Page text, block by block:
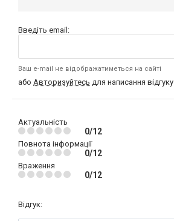
Введіть email:
Ваш e-mail не відображатиметься на сайті
або Авторизуйтесь для написання відгуку
Актуальність
0/12
Повнота інформації
0/12
Враження
0/12
Відгук: